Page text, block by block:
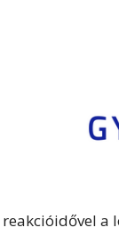
reakcióidővel a